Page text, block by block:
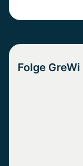
Folge GreWi